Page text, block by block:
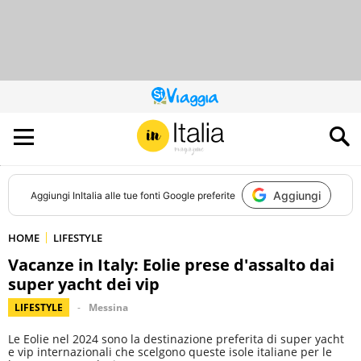
QUESTO
SITO
CONTRIBUISCE
ALL’AUDIENCE
DI
Aggiungi InItalia alle tue fonti Google preferite Aggiungi
HOME LIFESTYLE
Vacanze in Italy: Eolie prese d'assalto dai
super yacht dei vip
LIFESTYLE Messina
Le Eolie nel 2024 sono la destinazione preferita di super yacht
e vip internazionali che scelgono queste isole italiane per le